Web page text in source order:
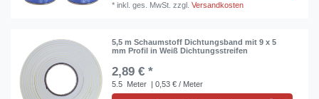
*inkl. ges. MwSt. zzgl.Versandkosten
5,5 m Schaumstoff Dichtungsband mit 9 x 5
mm Profil in Weiß Dichtungsstreifen
2,89 € *
5.5 Meter | 0,53 € / Meter